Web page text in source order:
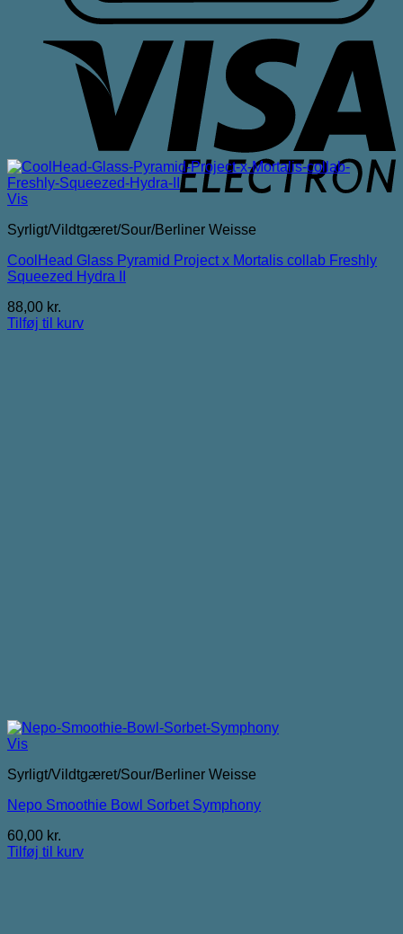
Vis
Syrligt/Vildtgæret/Sour/Berliner Weisse
CoolHead Glass Pyramid Project x Mortalis collab Freshly
Squeezed Hydra II
88,00 kr.
Tilføj til kurv
Vis
Syrligt/Vildtgæret/Sour/Berliner Weisse
Nepo Smoothie Bowl Sorbet Symphony
60,00 kr.
Tilføj til kurv